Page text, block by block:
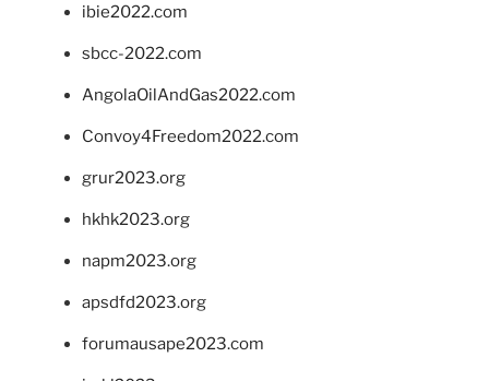
ibie2022.com
sbcc-2022.com
AngolaOilAndGas2022.com
Convoy4Freedom2022.com
grur2023.org
hkhk2023.org
napm2023.org
apsdfd2023.org
forumausape2023.com